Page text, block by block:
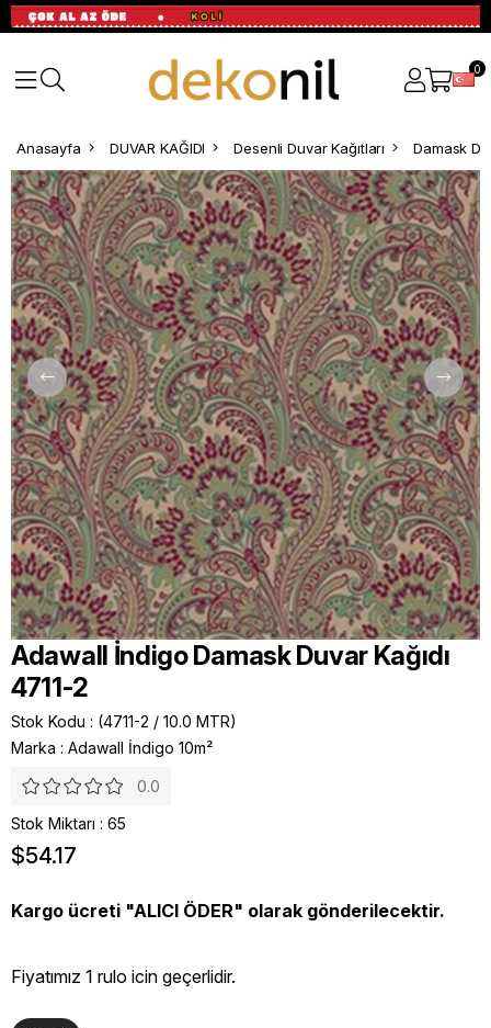
0
Anasayfa DUVAR KAĞIDI Desenli Duvar Kağıtları Damask
Adawall İndigo Damask Duvar Kağıdı
4711-2
Stok Kodu
(4711-2 / 10.0 MTR)
Marka : Adawall İndigo 10m²
0.0
Stok Miktarı : 65
$54.17
Kargo ücreti "ALICI ÖDER" olarak gönderilecektir.
Fiyatımız 1 rulo icin geçerlidir.